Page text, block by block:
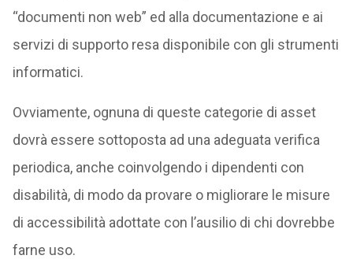
“documenti non web” ed alla documentazione e ai
servizi di supporto resa disponibile con gli strumenti
informatici.
Ovviamente, ognuna di queste categorie di asset
dovrà essere sottoposta ad una adeguata verifica
periodica, anche coinvolgendo i dipendenti con
disabilità, di modo da provare o migliorare le misure
di accessibilità adottate con l’ausilio di chi dovrebbe
farne uso.